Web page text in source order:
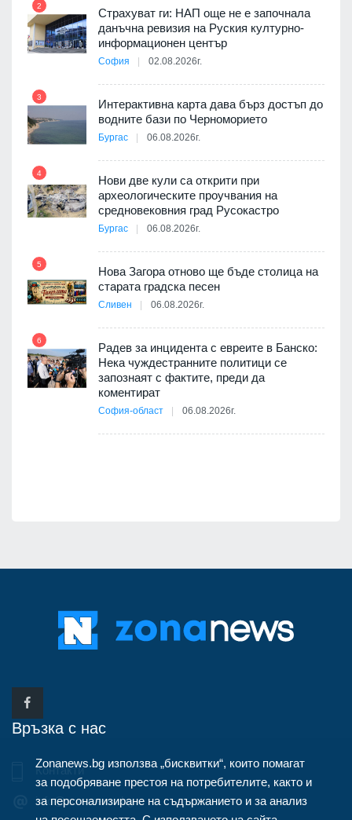
2
Страхуват ги: НАП още не е започнала
данъчна ревизия на Руския културно-
информационен център
София 02.08.2026г.
3
Интерактивна карта дава бърз достъп до
водните бази по Черноморието
Бургас 06.08.2026г.
4
Нови две кули са открити при
археологическите проучвания на
средновековния град Русокастро
Бургас 06.08.2026г.
5
Нова Загора отново ще бъде столица на
старата градска песен
Сливен 06.08.2026г.
6
Радев за инцидента с евреите в Банско:
Нека чуждестранните политици се
запознаят с фактите, преди да
коментират
София-област 06.08.2026г.
Връзка с нас
Контакти
info@zonanews.bg
Zonanews.bg използва „бисквитки“, които помагат
за подобряване престоя на потребителите, както и
за персонализиране на съдържанието и за анализ